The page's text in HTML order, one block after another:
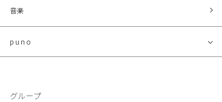
音楽
p u n o
グループ